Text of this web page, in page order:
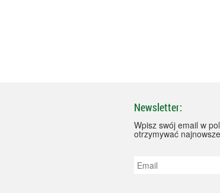
Newsletter:
Wpisz swój email w
otrzymywać